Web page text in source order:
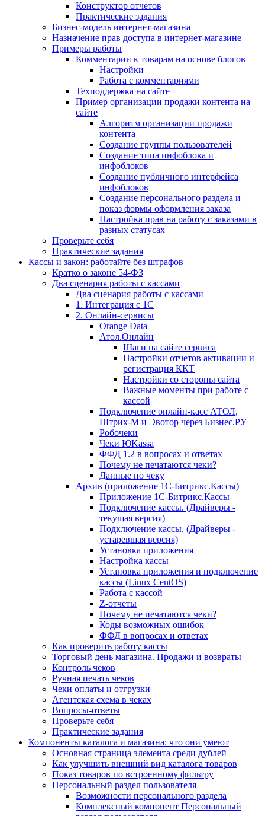
Конструктор отчетов
Практические задания
Бизнес-модель интернет-магазина
Назначение прав доступа в интернет-магазине
Примеры работы
Комментарии к товарам на основе блогов
Настройки
Работа с комментариями
Техподдержка на сайте
Пример организации продажи контента на
сайте
Алгоритм организации продажи
контента
Создание группы пользователей
Создание типа инфоблока и
инфоблоков
Создание публичного интерфейса
инфоблоков
Создание персонального раздела и
показ формы оформления заказа
Настройка прав на работу с заказами в
разных статусах
Проверьте себя
Практические задания
Кассы и закон: работайте без штрафов
Кратко о законе 54-ФЗ
Два сценария работы с кассами
Два сценария работы с кассами
1. Интеграция с 1С
2. Онлайн-сервисы
Orange Data
Атол.Онлайн
Шаги на сайте сервиса
Настройки отчетов активации и
регистрация ККТ
Настройки со стороны сайта
Важные моменты при работе с
кассой
Подключение онлайн-касс АТОЛ,
Штрих-М и Эвотор через Бизнес.РУ
Робочеки
Чеки ЮKassa
ФФД 1.2 в вопросах и ответах
Почему не печатаются чеки?
Данные по чеку
Архив (приложение 1С-Битрикс.Кассы)
Приложение 1С-Битрикс.Кассы
Подключение кассы. (Драйверы -
текущая версия)
Подключение кассы. (Драйверы -
устаревшая версия)
Установка приложения
Настройка кассы
Установка приложения и подключение
кассы (Linux CentOS)
Работа с кассой
Z-отчеты
Почему не печатаются чеки?
Коды возможных ошибок
ФФД в вопросах и ответах
Как проверить работу кассы
Торговый день магазина. Продажи и возвраты
Контроль чеков
Ручная печать чеков
Чеки оплаты и отгрузки
Агентская схема в чеках
Вопросы-ответы
Проверьте себя
Практические задания
Компоненты каталога и магазина: что они умеют
Основная страница элемента среди дублей
Как улучшить внешний вид каталога товаров
Показ товаров по встроенному фильтру
Персональный раздел пользователя
Возможности персонального раздела
Комплексный компонент Персональный